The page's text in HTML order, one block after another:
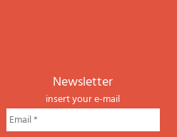
newsletter
insert your e-mail